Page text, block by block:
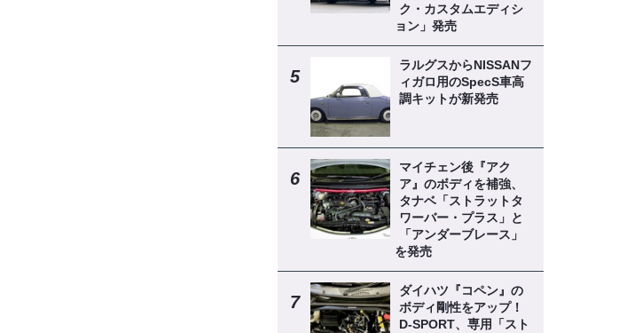
ク・カスタムエディシ
ョン」発売
ラルグスからNISSANフ
ィガロ用のSpecS車高
調キットが新発売
マイチェン後『アク
ア』のボディを補強、
タナベ「ストラットタ
ワーバー・プラス」と
「アンダーブレース」
を発売
ダイハツ『コペン』の
ボディ剛性をアップ！
D-SPORT、専用「スト